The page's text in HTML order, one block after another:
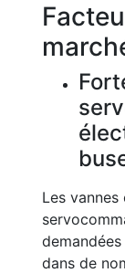
Les
dans de